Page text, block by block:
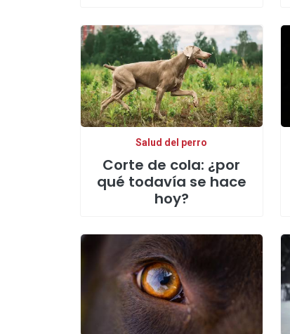
Salud del perro
Corte de cola: ¿por
qué todavía se hace
hoy?